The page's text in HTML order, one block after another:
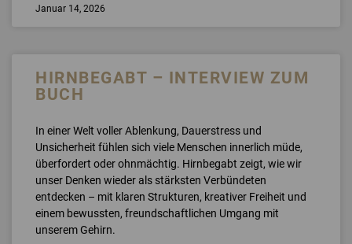
Januar 14, 2026
HIRNBEGABT – INTERVIEW ZUM
BUCH
In einer Welt voller Ablenkung, Dauerstress und
Unsicherheit fühlen sich viele Menschen innerlich müde,
überfordert oder ohnmächtig. Hirnbegabt zeigt, wie wir
unser Denken wieder als stärksten Verbündeten
entdecken – mit klaren Strukturen, kreativer Freiheit und
einem bewussten, freundschaftlichen Umgang mit
unserem Gehirn.​